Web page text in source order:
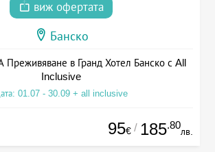
виж офертата
Банско
в Гранд Хотел Банско с All
Inclusive
01.07 - 30.09 + all inclusive
95€ / 185.80
лв.